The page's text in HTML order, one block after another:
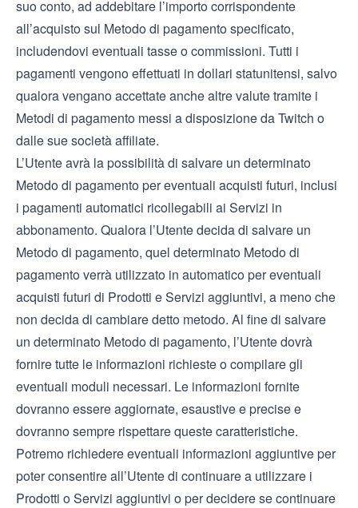
suo conto, ad addebitare l’importo corrispondente
all’acquisto sul Metodo di pagamento specificato,
includendovi eventuali tasse o commissioni. Tutti i
pagamenti vengono effettuati in dollari statunitensi, salvo
qualora vengano accettate anche altre valute tramite i
Metodi di pagamento messi a disposizione da Twitch o
dalle sue società affiliate.
L’Utente avrà la possibilità di salvare un determinato
Metodo di pagamento per eventuali acquisti futuri, inclusi
i pagamenti automatici ricollegabili ai Servizi in
abbonamento. Qualora l’Utente decida di salvare un
Metodo di pagamento, quel determinato Metodo di
pagamento verrà utilizzato in automatico per eventuali
acquisti futuri di Prodotti e Servizi aggiuntivi, a meno che
non decida di cambiare detto metodo. Al fine di salvare
un determinato Metodo di pagamento, l’Utente dovrà
fornire tutte le informazioni richieste o compilare gli
eventuali moduli necessari. Le informazioni fornite
dovranno essere aggiornate, esaustive e precise e
dovranno sempre rispettare queste caratteristiche.
Potremo richiedere eventuali informazioni aggiuntive per
poter consentire all’Utente di continuare a utilizzare i
Prodotti o Servizi aggiuntivi o per decidere se continuare